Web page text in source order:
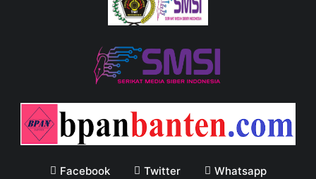
Facebook Twitter
Whatsapp